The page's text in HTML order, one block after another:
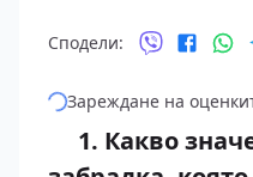
Сподели:
Зареждане на
1. Какво